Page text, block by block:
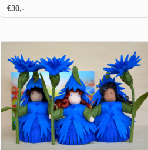
€30,-